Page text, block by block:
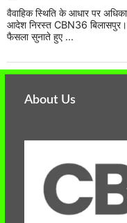
वैवाहिक स्थिति के आधार पर
आदेश निरस्त CBN36 बिलासपुर।
फैसला सुनाते हुए ...
About Us